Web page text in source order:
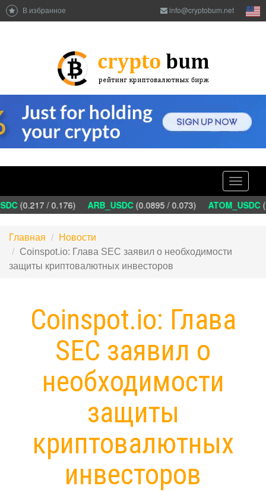
В избранное info@cryptobum.net
Toggle
(0.217 / 0.176) ARB_USDC(0.0895 / 0.073) ATOM_USDC
Главная
Новости
Coinspot.io: Глава SEC заявил о необходимости
защиты криптовалютных инвесторов
Coinspot.io: Глава
SEC заявил о
необходимости
защиты
криптовалютных
инвесторов